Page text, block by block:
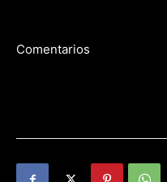
Comentarios